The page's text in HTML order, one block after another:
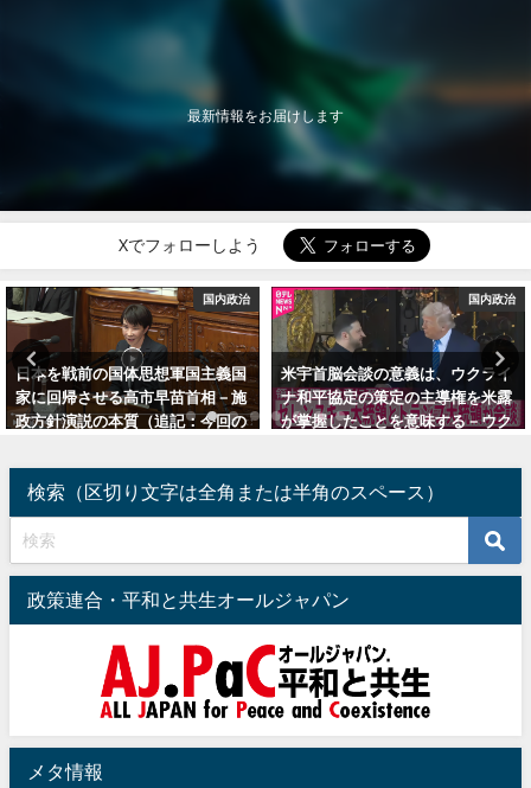
最新情報をお届けします
Xでフォローしよう
国内政治
日本を戦前の国体思想軍国主義国
家に回帰させる高市早苗首相－施
政方針演説の本質（追記：今回の
係）
2026年2月22日
国内政治
米宇首脳会談の意義は、ウクライ
ナ和平協定の策定の主導権を米露
が掌握したことを意味する－ウク
と自覚すべき
2025年12月29日
検索（区切り文字は全角または半角のスペース）
政策連合・平和と共生オールジャパン
メタ情報